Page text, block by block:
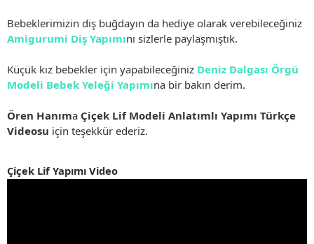
Bebeklerimizin diş buğdayın da hediye olarak verebileceğiniz
Amigurumi Diş Yapımını sizlerle paylaşmıştık.
Küçük kız bebekler için yapabileceğiniz Deniz Dalgası Örgü
Modeli Bebek Yeleği Yapımına bir bakın derim.
Ören Hanıma Çiçek Lif Modeli Anlatımlı Yapımı Türkçe
Videosu için teşekkür ederiz.
Çiçek Lif Yapımı Video